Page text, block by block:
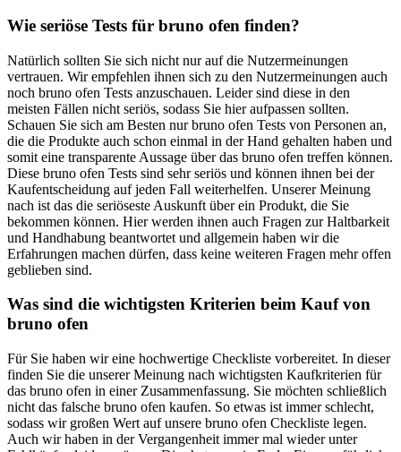
Wie seriöse Tests für bruno ofen finden?
Natürlich sollten Sie sich nicht nur auf die Nutzermeinungen
vertrauen. Wir empfehlen ihnen sich zu den Nutzermeinungen auch
noch bruno ofen Tests anzuschauen. Leider sind diese in den
meisten Fällen nicht seriös, sodass Sie hier aufpassen sollten.
Schauen Sie sich am Besten nur bruno ofen Tests von Personen an,
die die Produkte auch schon einmal in der Hand gehalten haben und
somit eine transparente Aussage über das bruno ofen treffen können.
Diese bruno ofen Tests sind sehr seriös und können ihnen bei der
Kaufentscheidung auf jeden Fall weiterhelfen. Unserer Meinung
nach ist das die seriöseste Auskunft über ein Produkt, die Sie
bekommen können. Hier werden ihnen auch Fragen zur Haltbarkeit
und Handhabung beantwortet und allgemein haben wir die
Erfahrungen machen dürfen, dass keine weiteren Fragen mehr offen
geblieben sind.
Was sind die wichtigsten Kriterien beim Kauf von
bruno ofen
Für Sie haben wir eine hochwertige Checkliste vorbereitet. In dieser
finden Sie die unserer Meinung nach wichtigsten Kaufkriterien für
das bruno ofen in einer Zusammenfassung. Sie möchten schließlich
nicht das falsche bruno ofen kaufen. So etwas ist immer schlecht,
sodass wir großen Wert auf unsere bruno ofen Checkliste legen.
Auch wir haben in der Vergangenheit immer mal wieder unter